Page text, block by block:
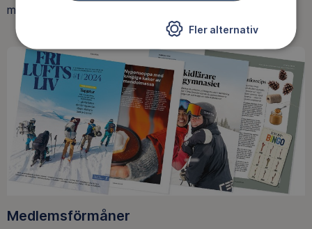
med att skydda allemansrätten.
Medlemsförmåner
Fler alternativ